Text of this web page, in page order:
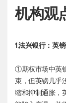
机构观
1.法兴银行：英
①期权市场中英
束，但英镑几乎
缩和抑制通胀，